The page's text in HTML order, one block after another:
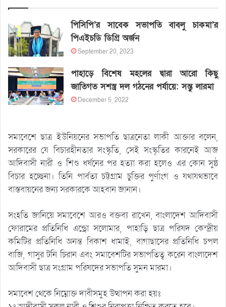
পিসিপি’র সাবেক সভাপতি বাবলু চাকমা’র
পিএইচডি ডিগ্রি অর্জন
September 20, 2023
পাহাড়ে বিশেষ মহলের দ্বারা আরো কিছু
জাতিগত সশস্ত্র দল গঠনের পর্যায়ে: সন্তু লারমা
December 5, 2022
সমাবেশে ছাত্র ইউনিয়নের সভাপতি ছাত্রনেতা লাকী আক্তার বলেন,
সরকারের যে বিচারহীনতার সংস্কৃতি, সেই সংস্কৃতির কারনেই আজ
আদিবাসী নারী ও শিশু ধর্ষনের পর হত্যা করা হলেও এর কোন সুষ্ঠ
বিচার হচ্ছেনা। তিনি পার্বত্য চট্টগ্রাম চুক্তির পুর্ণাংগ ও যথাযথভাবে
বাস্তবায়নের জন্য সরকারকে আহবান জানান।
সংহতি জানিয়ে সমাবেশে আরও বক্তব্য রাখেন, বাংলাদেশ আদিবাসী
ফোরামের প্রতিনিধি এন্ড্রো সলোমার, পাহাড়ি ছাত্র পরিষদ কেন্দ্রীয়
কমিটির প্রতিনিধি অনন্ত বিকাশ ধামাই, বাগাছাসের প্রতিনিধি চপল
বাজি, গাসুর টনি চিরান এবং সমাবেশটির সভাপতিত্ব করেন বাংলাদেশ
আদিবাসী ছাত্র সংগ্রাম পরিষদের সভাপতি সুমন মারমা।
সমাবেশ থেকে নিম্নোক্ত দাবীসমুহ উত্থাপন করা হয়ঃ